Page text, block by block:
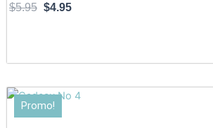
$5.95 $4.95
Promo!
Le
prix
initial